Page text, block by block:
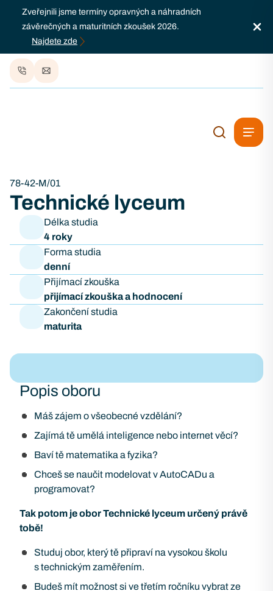
Zveřejnili jsme termíny opravných a náhradních
závěrečných a maturitních zkoušek 2026.
Najdete zde
78-42-M/01
Technické lyceum
Délka studia
4 roky
Forma studia
denní
Přijímací zkouška
přijímací zkouška a hodnocení
Zakončení studia
maturita
Popis oboru
Máš zájem o všeobecné vzdělání?
Zajímá tě umělá inteligence nebo internet věcí?
Baví tě matematika a fyzika?
Chceš se naučit modelovat v AutoCADu a
programovat?
Tak potom je obor Technické lyceum určený právě
tobě!
Studuj obor, který tě připraví na vysokou školu
s technickým zaměřením.
Budeš mít možnost si ve třetím ročníku vybrat ze